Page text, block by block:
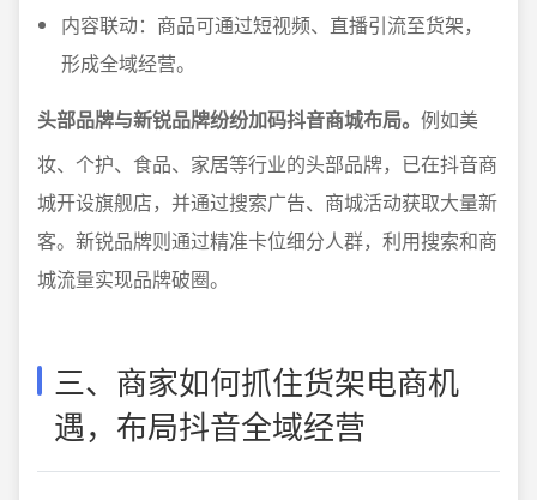
内容联动：商品可通过短视频、直播引流至货架，
形成全域经营。
头部品牌与新锐品牌纷纷加码抖音商城布局。 例如美
妆、个护、食品、家居等行业的头部品牌，已在抖音商
城开设旗舰店，并通过搜索广告、商城活动获取大量新
客。新锐品牌则通过精准卡位细分人群，利用搜索和商
城流量实现品牌破圈。
三、商家如何抓住货架电商机
遇，布局抖音全域经营